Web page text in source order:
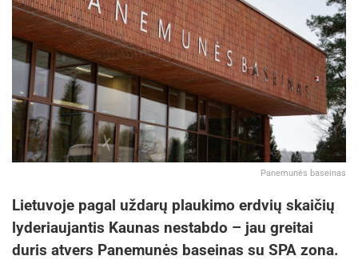
Panemunės baseinas
Lietuvoje pagal uždarų plaukimo erdvių skaičių
lyderiaujantis Kaunas nestabdo – jau greitai
duris atvers Panemunės baseinas su SPA zona.